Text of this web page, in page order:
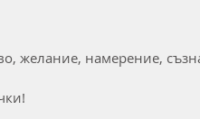
желание, намерение,